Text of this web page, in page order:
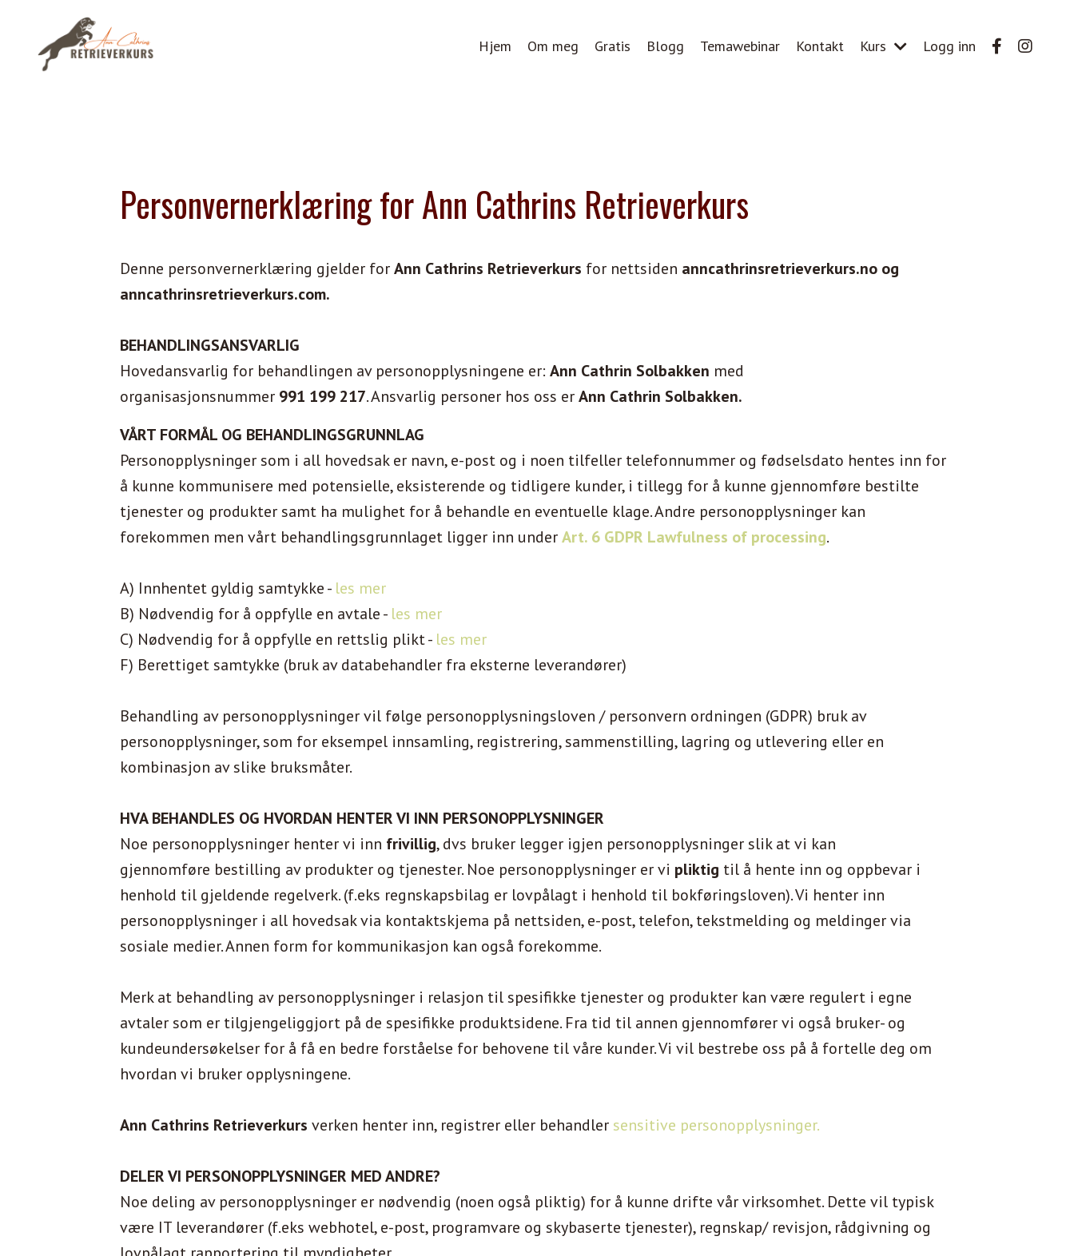
Hjem Om meg Gratis Blogg Temawebinar Kontakt Kurs Logg inn
Personvernerklæring for Ann Cathrins Retrieverkurs
Denne personvernerklæring gjelder forAnn Cathrins Retrieverkurs for nettsiden anncathrinsretrieverkurs.no og
anncathrinsretrieverkurs.com.
BEHANDLINGSANSVARLIG
Hovedansvarlig for behandlingen av personopplysningene er: Ann Cathrin Solbakken med
organisasjonsnummer 991 199 217. Ansvarlig personer hos oss erAnn Cathrin Solbakken.
VÅRT FORMÅL OG BEHANDLINGSGRUNNLAG
Personopplysninger som i all hovedsak er navn, e-post og i noen tilfeller telefonnummer og fødselsdato hentes inn for
å kunne kommunisere med potensielle, eksisterende og tidligere kunder, i tillegg for å kunne gjennomføre bestilte
tjenester og produkter samt ha mulighet for å behandle en eventuelle klage. Andre personopplysninger kan
forekommen men vårt behandlingsgrunnlaget ligger inn underArt. 6 GDPR Lawfulness of processing.
A) Innhentet gyldig samtykke - les mer
B) Nødvendig for å oppfylle en avtale - les mer
C) Nødvendig for å oppfylle en rettslig plikt - les mer
F) Berettiget samtykke (bruk av databehandler fra eksterne leverandører)
Behandling av personopplysninger vil følge personopplysningsloven / personvern ordningen (GDPR) bruk av
personopplysninger, som for eksempel innsamling, registrering, sammenstilling, lagring og utlevering eller en
kombinasjon av slike bruksmåter.
HVA BEHANDLES OG HVORDAN HENTER VI INN PERSONOPPLYSNINGER
Noe personopplysninger henter vi inn frivillig, dvs bruker legger igjen personopplysninger slik at vi kan
gjennomføre bestilling av produkter og tjenester. Noe personopplysninger er vi pliktig til å hente inn og oppbevar i
henhold til gjeldende regelverk. (f.eks regnskapsbilag er lovpålagt i henhold til bokføringsloven). Vi henter inn
personopplysninger i all hovedsak via kontaktskjema på nettsiden, e-post, telefon, tekstmelding og meldinger via
sosiale medier. Annen form for kommunikasjon kan også forekomme.
Merk at behandling av personopplysninger i relasjon til spesifikke tjenester og produkter kan være regulert i egne
avtaler som er tilgjengeliggjort på de spesifikke produktsidene. Fra tid til annen gjennomfører vi også bruker- og
kundeundersøkelser for å få en bedre forståelse for behovene til våre kunder. Vi vil bestrebe oss på å fortelle deg om
hvordan vi bruker opplysningene.
Ann Cathrins Retrieverkurs verken henter inn, registrer eller behandler sensitive personopplysninger.
DELER VI PERSONOPPLYSNINGER MED ANDRE?
Noe deling av personopplysninger er nødvendig (noen også pliktig) for å kunne drifte vår virksomhet. Dette vil typisk
være IT leverandører (f.eks webhotel, e-post, programvare og skybaserte tjenester), regnskap/ revisjon, rådgivning og